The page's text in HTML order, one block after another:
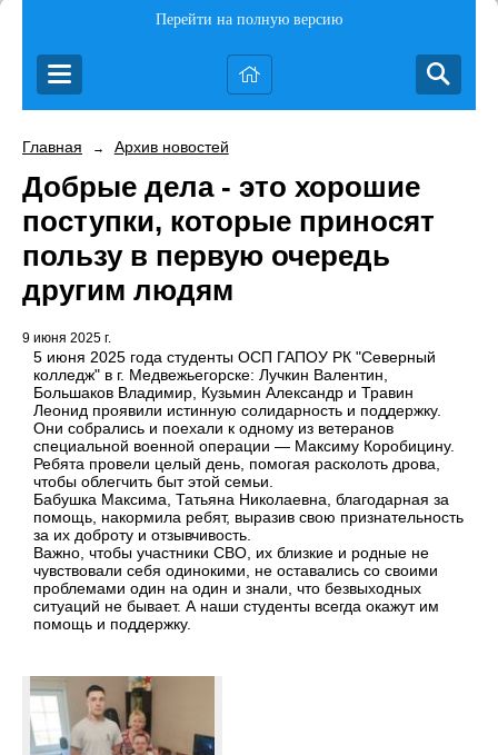
Перейти на полную версию
Главная → Архив новостей
Добрые дела - это хорошие
поступки, которые приносят
пользу в первую очередь
другим людям
9 июня 2025 г.
5 июня 2025 года студенты ОСП ГАПОУ РК "Северный
колледж" в г. Медвежьегорске: Лучкин Валентин,
Большаков Владимир, Кузьмин Александр и Травин
Леонид проявили истинную солидарность и поддержку.
Они собрались и поехали к одному из ветеранов
специальной военной операции — Максиму Коробицину.
Ребята провели целый день, помогая расколоть дрова,
чтобы облегчить быт этой семьи.
Бабушка Максима, Татьяна Николаевна, благодарная за
помощь, накормила ребят, выразив свою признательность
за их доброту и отзывчивость.
Важно, чтобы участники СВО, их близкие и родные не
чувствовали себя одинокими, не оставались со своими
проблемами один на один и знали, что безвыходных
ситуаций не бывает. А наши студенты всегда окажут им
помощь и поддержку.